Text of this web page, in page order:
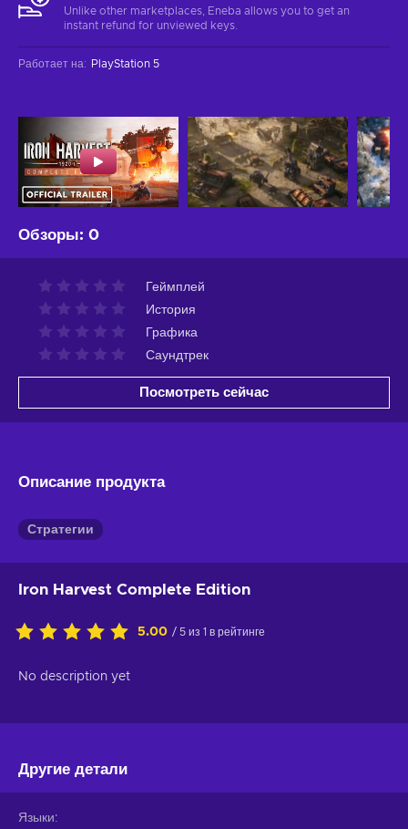
Unlike other marketplaces, Eneba allows you to get an
instant refund for unviewed keys.
Работает на: PlayStation 5
Обзоры: 0
Геймплей
История
Графика
Саундтрек
Посмотреть сейчас
Описание продукта
Стратегии
Iron Harvest Complete Edition
5.00 / 5 из 1 в рейтинге
No description yet
Другие детали
Языки